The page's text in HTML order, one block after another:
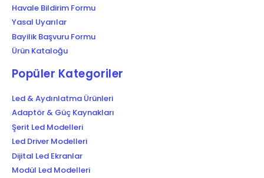
Havale Bildirim Formu
Yasal Uyarılar
Bayilik Başvuru Formu
Ürün Kataloğu
Popüler Kategoriler
Led & Aydınlatma Ürünleri
Adaptör & Güç Kaynakları
Şerit Led Modelleri
Led Driver Modelleri
Dijital Led Ekranlar
Modül Led Modelleri